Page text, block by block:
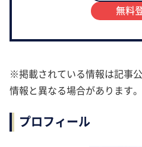
無料
※掲載されている情報は記事
情報と異なる場合があります。
プロフィール